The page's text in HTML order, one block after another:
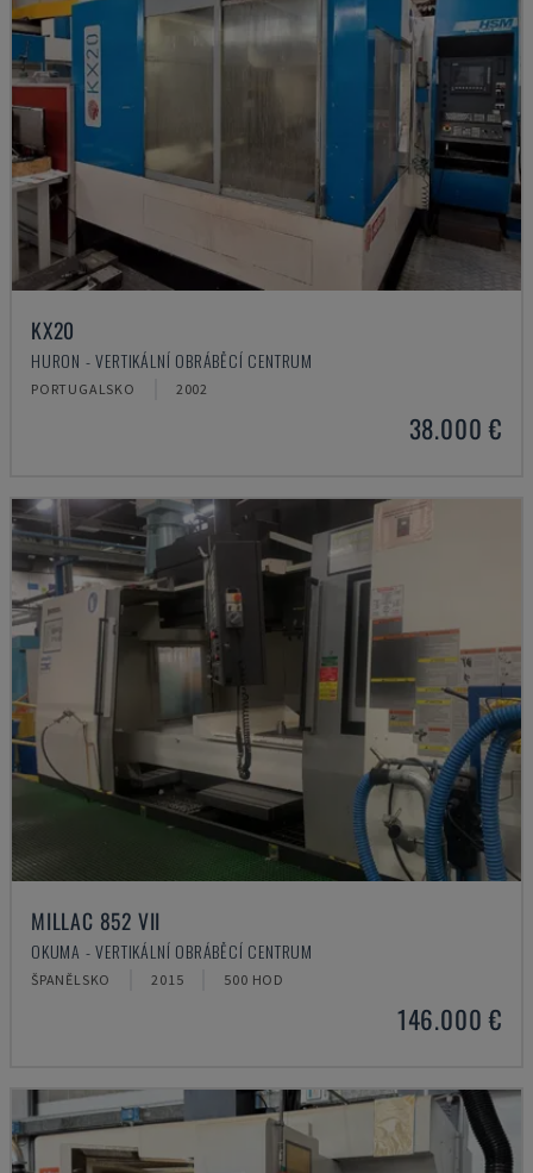
KX20
HURON - VERTIKÁLNÍ OBRÁBĚCÍ CENTRUM
PORTUGALSKO 2002
38.000 €
MILLAC 852 VII
OKUMA - VERTIKÁLNÍ OBRÁBĚCÍ CENTRUM
ŠPANĚLSKO 2015 500 HOD
146.000 €